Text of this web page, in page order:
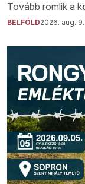
Tovább romlik a
BELFÖLD2026. aug.